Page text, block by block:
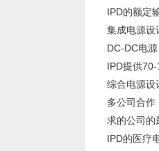
IPD的额定
集成电源设
DC-DC电源
IPD提供
综合电源设
多公司合作
求的公司的
IPD的医疗